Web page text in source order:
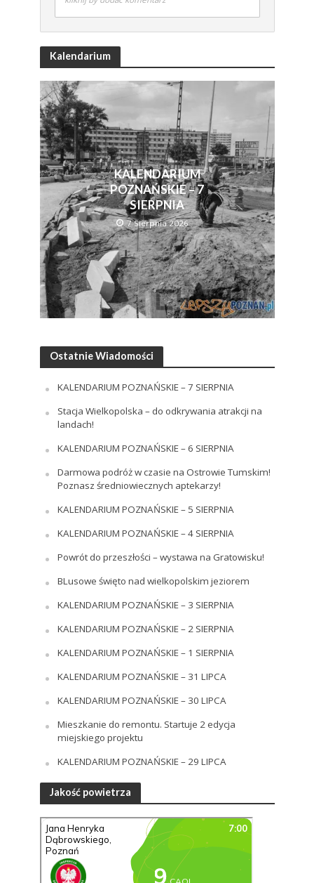
Kalendarium
KALENDARIUM
POZNAŃSKIE – 7
SIERPNIA
7 Sierpnia 2026
Ostatnie Wiadomości
KALENDARIUM POZNAŃSKIE – 7 SIERPNIA
Stacja Wielkopolska – do odkrywania atrakcji na
landach!
KALENDARIUM POZNAŃSKIE – 6 SIERPNIA
Darmowa podróż w czasie na Ostrowie Tumskim!
Poznasz średniowiecznych aptekarzy!
KALENDARIUM POZNAŃSKIE – 5 SIERPNIA
KALENDARIUM POZNAŃSKIE – 4 SIERPNIA
Powrót do przeszłości – wystawa na Gratowisku!
BLusowe święto nad wielkopolskim jeziorem
KALENDARIUM POZNAŃSKIE – 3 SIERPNIA
KALENDARIUM POZNAŃSKIE – 2 SIERPNIA
KALENDARIUM POZNAŃSKIE – 1 SIERPNIA
KALENDARIUM POZNAŃSKIE – 31 LIPCA
KALENDARIUM POZNAŃSKIE – 30 LIPCA
Mieszkanie do remontu. Startuje 2 edycja
miejskiego projektu
KALENDARIUM POZNAŃSKIE – 29 LIPCA
Jakość powietrza